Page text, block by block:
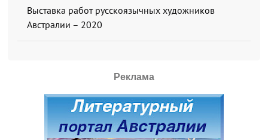
Выставка работ русскоязычных художников
Австралии – 2020
Реклама